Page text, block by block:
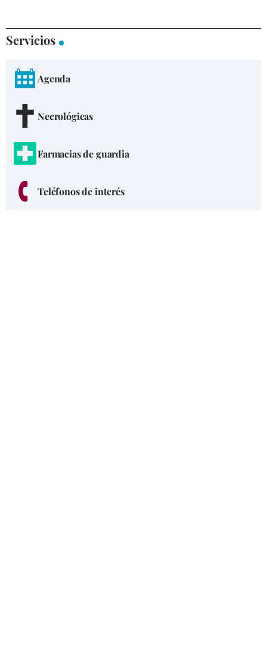
Servicios
Agenda
Necrológicas
Farmacias de guardia
Teléfonos de interés